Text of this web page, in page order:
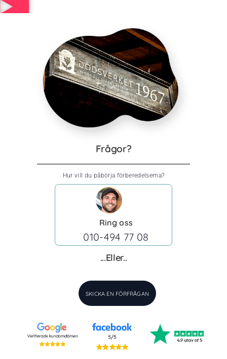
Frågor?
Hur vill du påbörja förberedelserna?
Ring oss
010-494 77 08
...Eller..
SKICKA EN FÖRFRÅGAN